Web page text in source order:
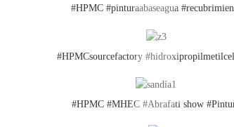
#HPMC #pinturaabaseagua
#HPMCsourcefactory
#HPMC #MHEC #Abrafati show